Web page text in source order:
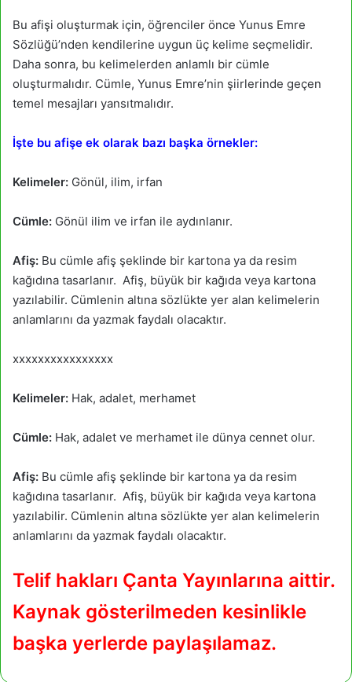
Bu afişi oluşturmak için, öğrenciler önce Yunus Emre
Sözlüğü’nden kendilerine uygun üç kelime seçmelidir.
Daha sonra, bu kelimelerden anlamlı bir cümle
oluşturmalıdır. Cümle, Yunus Emre’nin şiirlerinde geçen
temel mesajları yansıtmalıdır.
İşte bu afişe ek olarak bazı başka örnekler:
Kelimeler: Gönül, ilim, irfan
Cümle: Gönül ilim ve irfan ile aydınlanır.
Afiş: Bu cümle afiş şeklinde bir kartona ya da resim
kağıdına tasarlanır. Afiş, büyük bir kağıda veya kartona
yazılabilir. Cümlenin altına sözlükte yer alan kelimelerin
anlamlarını da yazmak faydalı olacaktır.
xxxxxxxxxxxxxxxx
Kelimeler: Hak, adalet, merhamet
Cümle: Hak, adalet ve merhamet ile dünya cennet olur.
Afiş: Bu cümle afiş şeklinde bir kartona ya da resim
kağıdına tasarlanır. Afiş, büyük bir kağıda veya kartona
yazılabilir. Cümlenin altına sözlükte yer alan kelimelerin
anlamlarını da yazmak faydalı olacaktır.
Telif hakları Çanta Yayınlarına aittir.
Kaynak gösterilmeden kesinlikle
başka yerlerde paylaşılamaz.